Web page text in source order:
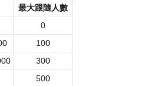
最大跟隨人數
0
100
300
500